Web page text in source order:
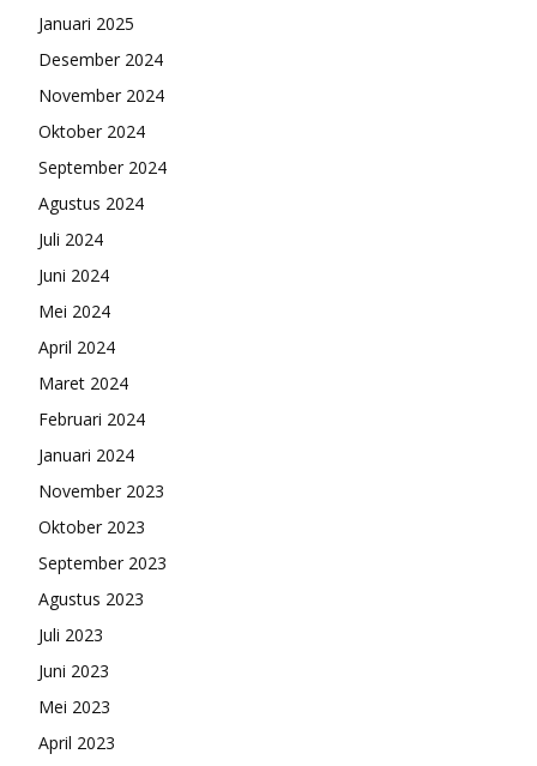
Januari 2025
Desember 2024
November 2024
Oktober 2024
September 2024
Agustus 2024
Juli 2024
Juni 2024
Mei 2024
April 2024
Maret 2024
Februari 2024
Januari 2024
November 2023
Oktober 2023
September 2023
Agustus 2023
Juli 2023
Juni 2023
Mei 2023
April 2023